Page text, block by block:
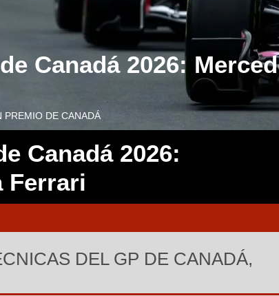
Canadá 2026:
PREMIO DE CANADÁ
Canadá 2026:
Ferrari
DEL GP DE CANADÁ,